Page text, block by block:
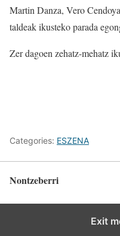
Martin Danza, Vero
taldeak ikusteko parada
Zer dagoen zehatz-mehatz
Categories: ESZENA
Nontzeberri
Exit